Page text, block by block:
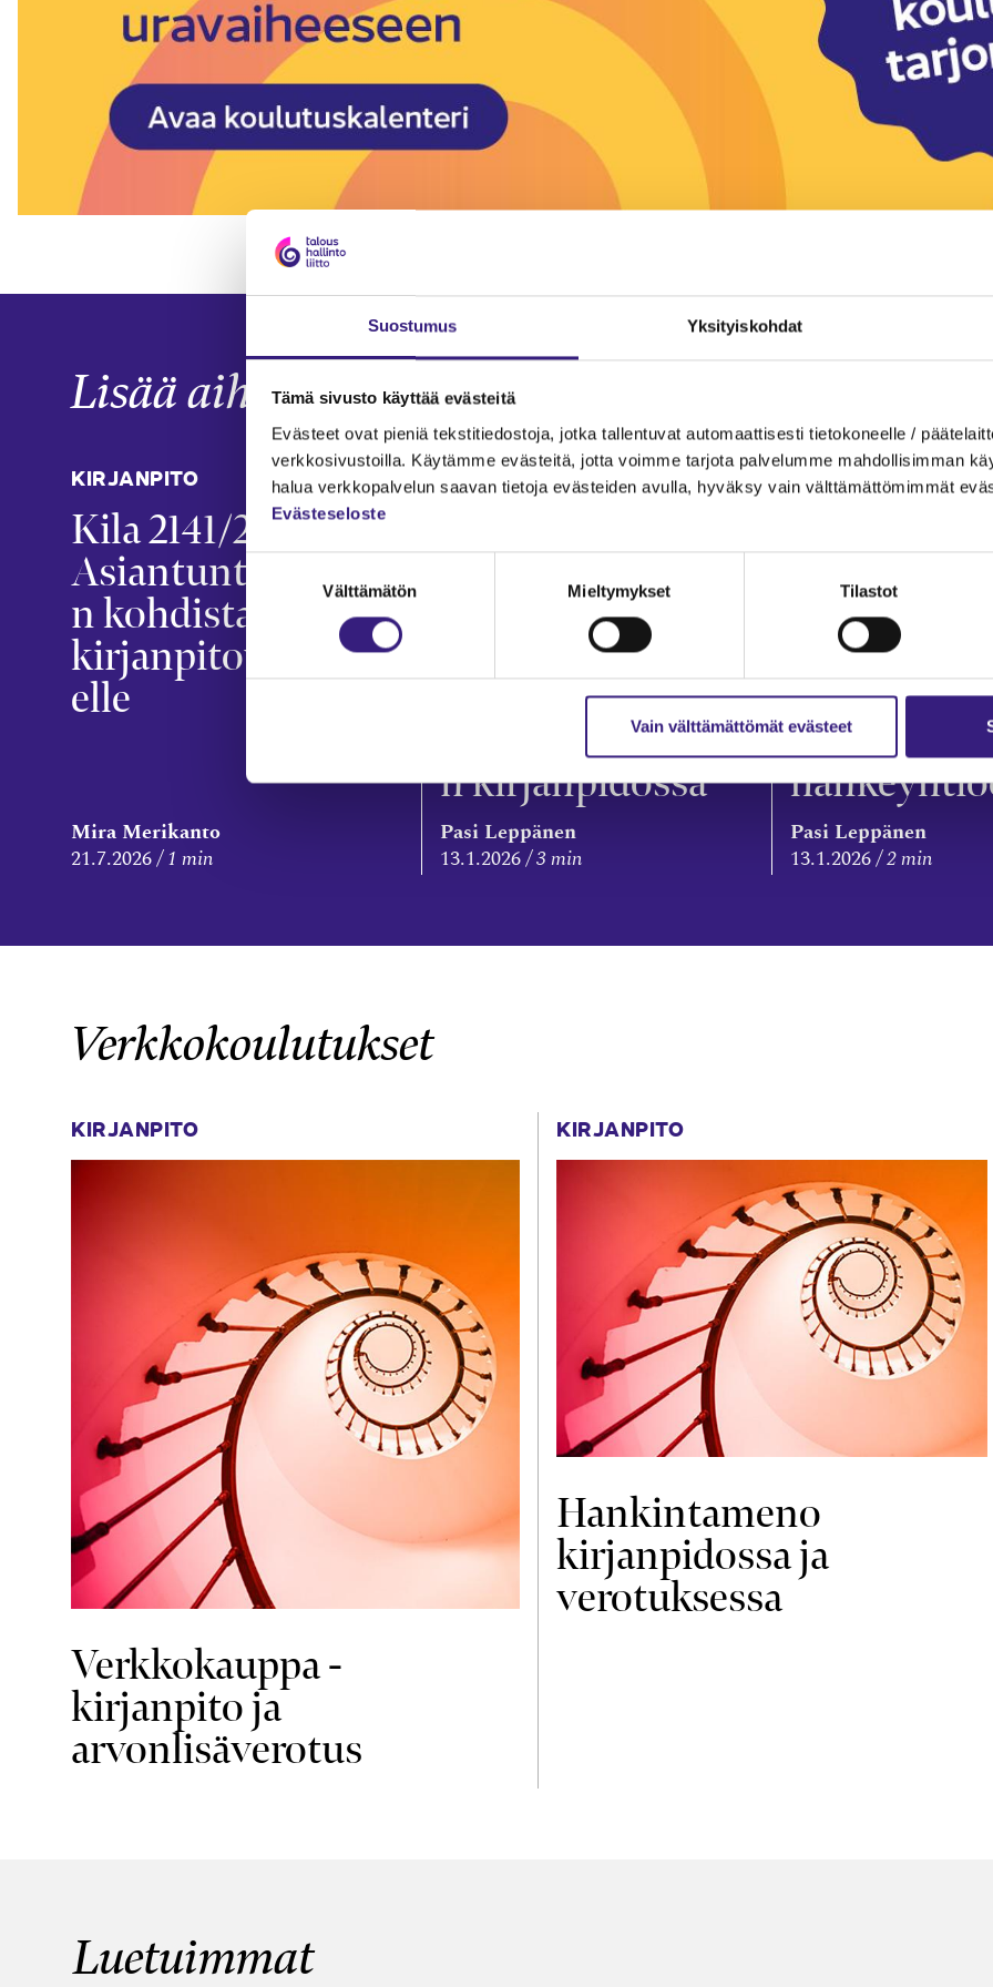
Suostumus Yksityiskohdat
Tämä sivusto käyttää evästeitä
Evästeet ovat pieniä tekstitiedostoja, jotka tallentuvat automaattisesti tietokoneelle /
verkkosivustoilla. Käytämme evästeitä, jotta voimme tarjota palvelumme mahdollisimman
halua verkkopalvelun saavan tietoja evästeiden avulla, hyväksy vain välttämättömimmät
Evästeseloste
Suostumuksen
Välttämätön Mieltymykset Tilastot
Vain välttämättömät evästeet
Lisää aiheesta
KIRJANPITO
Kila 2141/2026:
Asiantuntijakuluje
n kohdistamisesta
kirjanpitovelvollis
elle
Mira Merikanto
21.7.2026 1 min
KIRJANPITO
Saadun
vakuutuskorvauk
sen käsittely
kunnan ja
hyvinvointialuee
n kirjanpidossa
Pasi Leppänen
13.1.2026 3 min
INVESTOINNIT
Kunnan
sijoitusten
Pasi Leppänen
13.1.2026 2 min
Verkkokoulutukset
KIRJANPITO
Verkkokauppa -
kirjanpito ja
arvonlisäverotus
KIRJANPITO
Hankintameno
kirjanpidossa ja
verotuksessa
Luetuimmat